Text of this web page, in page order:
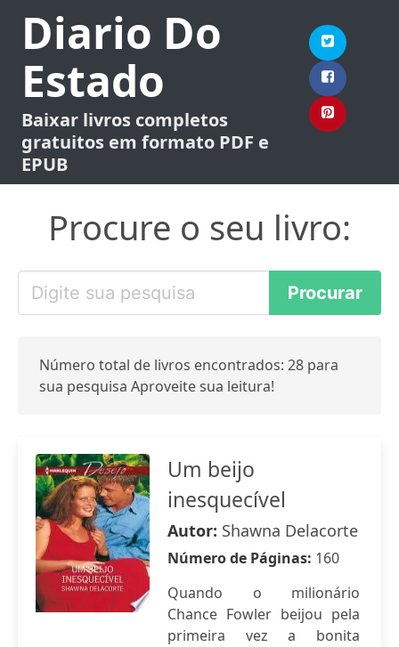
Diario Do
Estado
Baixar livros completos
gratuitos em formato PDF e
EPUB
Procure o seu livro:
Número total de livros encontrados: 28 para
sua pesquisa Aproveite sua leitura!
Um beijo
inesquecível
Autor: Shawna Delacorte
Número de Páginas: 160
Quando o milionário
Chance Fowler beijou pela
primeira vez a bonita